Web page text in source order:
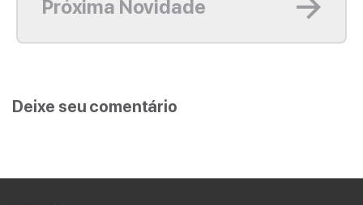
Próxima Novidade
Deixe seu comentário